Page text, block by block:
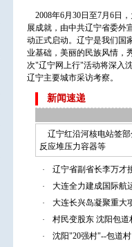
2008年6月30日至7月6日
展成就，由中共辽宁省委外
动正式启动。辽宁是我们国
业基础，美丽的民族风情，
次"辽宁网上行"活动将深入
辽宁主要城市采访考察。
新闻速递
辽宁红沿河核电站签部
反应堆压力容器等
·
辽宁省副省长李万才
·
大连全力建成国际航
·
大连长兴岛凝聚重大
·
村民变股东 沈阳包
·
沈阳"20强村"--包道